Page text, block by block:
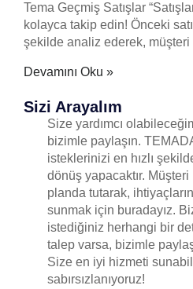
Tema Geçmiş Satışlar
kolayca takip edin! Önceki
şekilde analiz ederek, müşteri
Devamını Oku »
Sizi Arayalım
Size yardımcı
bizimle paylaşın.
isteklerinizi en hızlı
dönüş yapacaktır.
planda tutarak,
sunmak için buradayız.
istediğiniz herhangi bir
talep varsa, bizimle
Size en iyi hizmeti
sabırsızlanıyoruz!